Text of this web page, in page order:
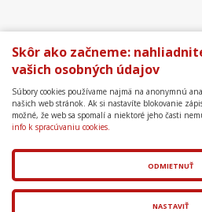
Všeobecné obchodné
Ochrana osobných údajov
Formulár na odstúpenie
Copyright © 2018 - 2026
s.r.o.
a
spol. s r.o.
Skôr ako začneme:
vašich osobných údajov
Súbory cookies používame najmä na anonymnú
našich web stránok. Ak si nastavíte blokovanie
možné, že web sa spomalí a niektoré jeho časti
info k spracúvaniu cookies.
ODMIETNUŤ
NASTAVIŤ